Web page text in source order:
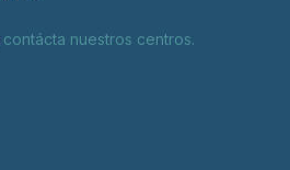
contácta nuestros centros.